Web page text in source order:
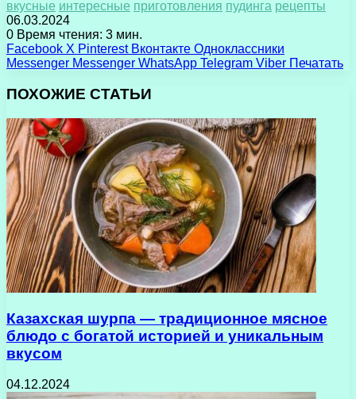
вкусные интересные приготовления пудинга рецепты
06.03.2024
0 Время чтения: 3 мин.
Facebook X Pinterest Вконтакте Одноклассники
Messenger Messenger WhatsApp Telegram Viber Печатать
ПОХОЖИЕ СТАТЬИ
Казахская шурпа — традиционное мясное
блюдо с богатой историей и уникальным
вкусом
04.12.2024